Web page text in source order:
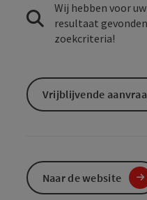
Wij hebben voor
resultaat
zoekcriteria!
Vrijblijvende
Naar de website